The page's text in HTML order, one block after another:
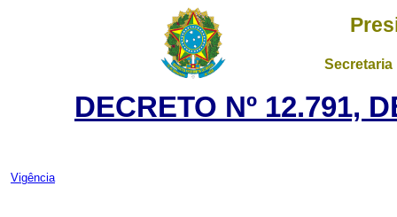
DECRETO Nº 12.791,
Vigência